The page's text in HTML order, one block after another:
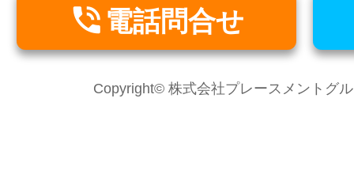
 電話問合せ
Copyright© 株式会社プレースメントグ